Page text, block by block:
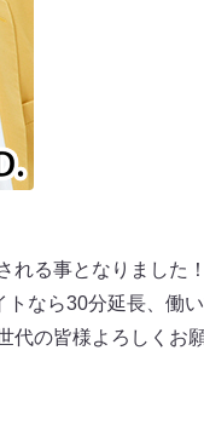
れる事となりまし
ら30分延長、働
代の皆様よろしくお